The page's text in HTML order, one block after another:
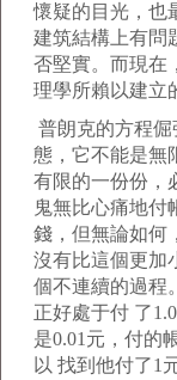
懷疑的目光，也
建筑結構上有問
否堅實。而現在
理學所賴以建立
普朗克的方程
態，它不能是無
有限的一份份，
鬼無比心痛地付
錢，但無論如何
沒有比這個更加
個不連續的過程
正好處于付 了
是0.01元，付的
以 找到他付了1